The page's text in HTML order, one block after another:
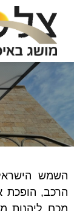
השמש
הרכב, הופכת